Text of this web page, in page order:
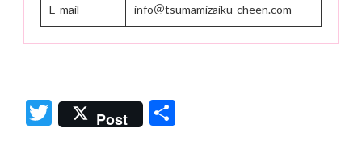
E-mail info＠tsumamizaiku-cheen.com
T
w
Post